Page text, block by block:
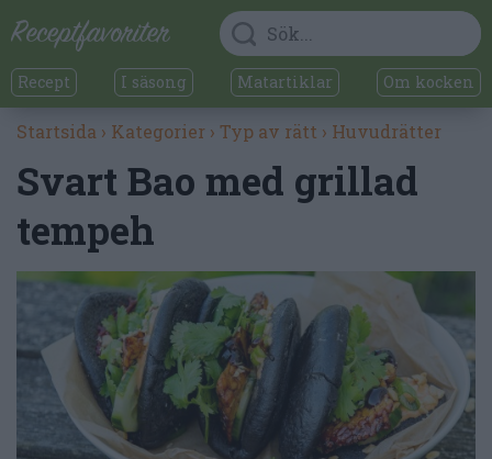
Recept I säsong Matartiklar Om kocken
Startsida › Kategorier › Typ av rätt › Huvudrätter
Svart Bao med grillad
tempeh